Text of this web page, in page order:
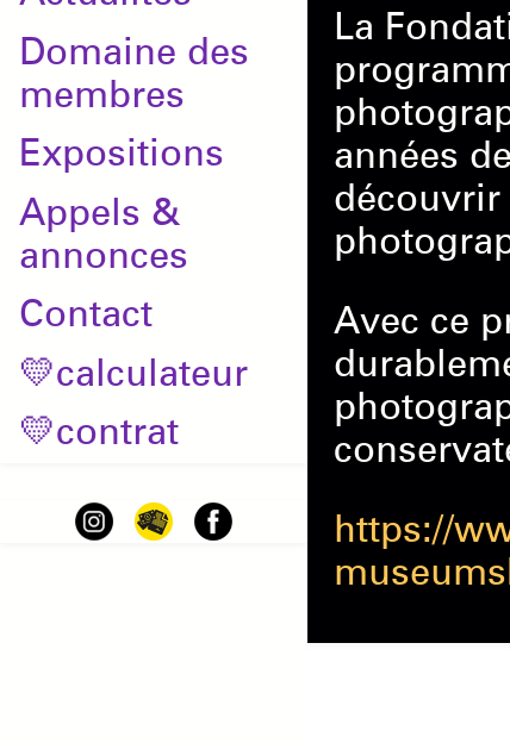
Domaine des
membres
Expositions
Appels &
annonces
Contact
💛calculateur
💛contrat
La
années
Avec ce
https://